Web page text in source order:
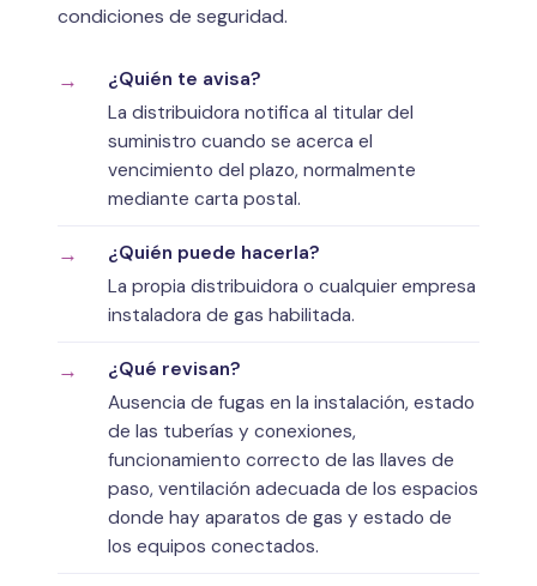
condiciones de seguridad.
¿Quién te avisa?
La distribuidora notifica al titular del
suministro cuando se acerca el
vencimiento del plazo, normalmente
mediante carta postal.
¿Quién puede hacerla?
La propia distribuidora o cualquier empresa
instaladora de gas habilitada.
¿Qué revisan?
Ausencia de fugas en la instalación, estado
de las tuberías y conexiones,
funcionamiento correcto de las llaves de
paso, ventilación adecuada de los espacios
donde hay aparatos de gas y estado de
los equipos conectados.